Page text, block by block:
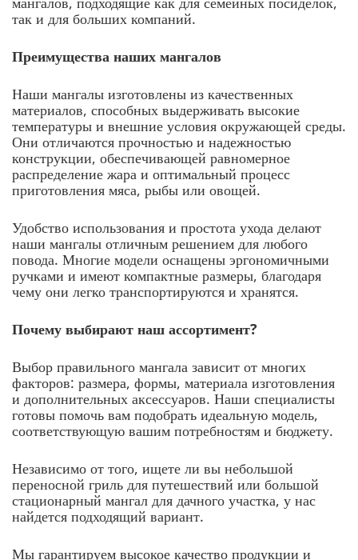
так и для больших компаний.
Преимущества наших мангалов
Наши мангалы изготовлены из качественных
материалов, способных выдерживать высокие
температуры и внешние условия окружающей среды.
Они отличаются прочностью и надежностью
конструкции, обеспечивающей равномерное
распределение жара и оптимальный процесс
приготовления мяса, рыбы или овощей.
Удобство использования и простота ухода делают
наши мангалы отличным решением для любого
повода. Многие модели оснащены эргономичными
ручками и имеют компактные размеры, благодаря
чему они легко транспортируются и хранятся.
Почему выбирают наш ассортимент?
Выбор правильного мангала зависит от многих
факторов: размера, формы, материала изготовления
и дополнительных аксессуаров. Наши специалисты
готовы помочь вам подобрать идеальную модель,
соответствующую вашим потребностям и бюджету.
Независимо от того, ищете ли вы небольшой
переносной гриль для путешествий или большой
стационарный мангал для дачного участка, у нас
найдется подходящий вариант.
Мы гарантируем высокое качество продукции и